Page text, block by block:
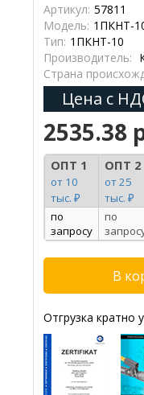
Артикул: 57811
Модель: 1ПКНТ-
Тип: 1ПКНТ-10
Производитель:
Страна
Цена с
2535.38
ОПТ 1
от 10
тыс. ₽
ОПТ 2
от 25
тыс. ₽
по
запросу
по
Отгрузка кратно